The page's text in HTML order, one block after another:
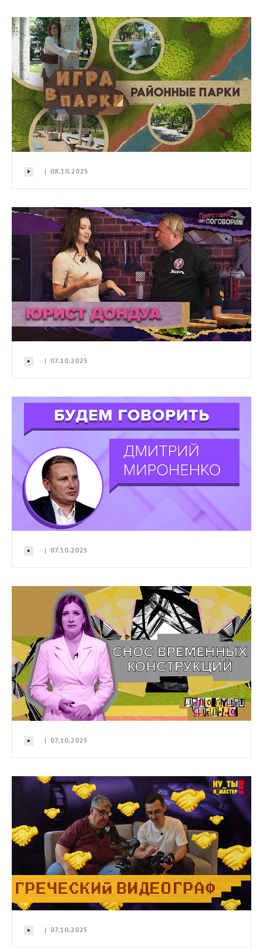
| 08.10.2025
| 07.10.2025
| 07.10.2025
| 07.10.2025
| 07.10.2025